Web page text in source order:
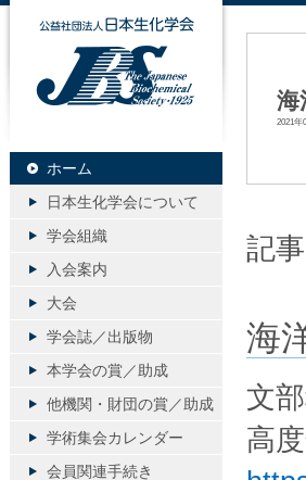
海
2021年
記
海
文
高
公益社団
ホーム
日本生化学会について
学会組織
入会案内
大会
学会誌／出版物
本学会の賞／助成
他機関・財団の賞／助成
学術集会カレンダー
会員関連手続き